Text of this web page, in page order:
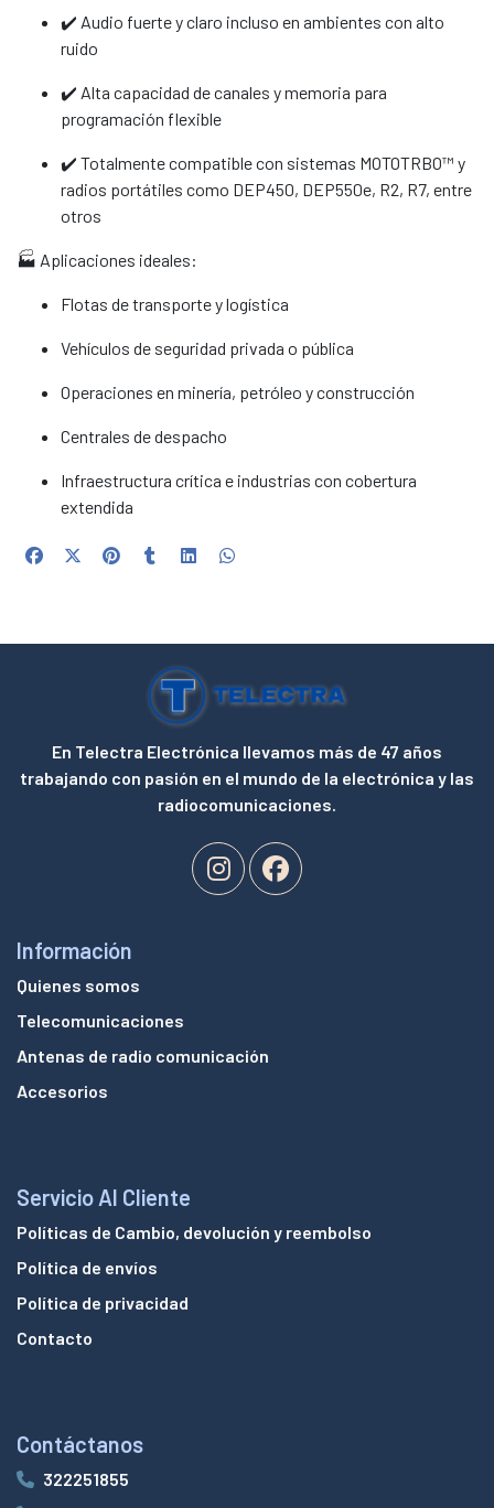
✔️ Audio fuerte y claro incluso en ambientes con alto
ruido
✔️ Alta capacidad de canales y memoria para
programación flexible
✔️ Totalmente compatible con sistemas MOTOTRBO™ y
radios portátiles como DEP450, DEP550e, R2, R7, entre
otros
🏭 Aplicaciones ideales:
Flotas de transporte y logística
Vehículos de seguridad privada o pública
Operaciones en minería, petróleo y construcción
Centrales de despacho
Infraestructura crítica e industrias con cobertura
extendida
En Telectra Electrónica llevamos más de 47 años
trabajando con pasión en el mundo de la electrónica y las
radiocomunicaciones.
Información
Quienes somos
Telecomunicaciones
Antenas de radio comunicación
Accesorios
Servicio Al Cliente
Políticas de Cambio, devolución y reembolso
Política de envíos
Política de privacidad
Contacto
Contáctanos
322251855